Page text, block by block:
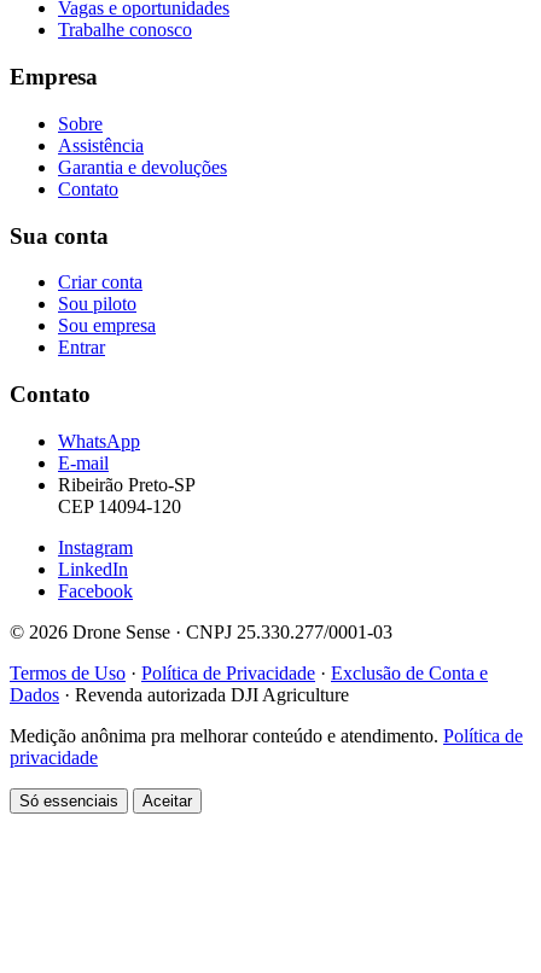
Vagas e oportunidades
Trabalhe conosco
Empresa
Sobre
Assistência
Garantia e devoluções
Contato
Sua conta
Criar conta
Sou piloto
Sou empresa
Entrar
Contato
WhatsApp
E-mail
Ribeirão Preto-SP
CEP 14094-120
Instagram
LinkedIn
Facebook
© 2026 Drone Sense · CNPJ 25.330.277/0001-03
Termos de Uso · Política de Privacidade · Exclusão de Conta e
Dados · Revenda autorizada DJI Agriculture
Medição anônima pra melhorar conteúdo e atendimento. Política de
privacidade
Só essenciais Aceitar